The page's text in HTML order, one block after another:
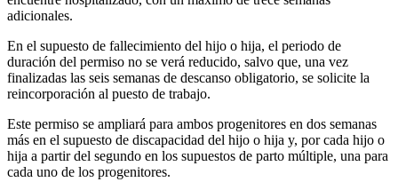
adicionales.
En el supuesto de fallecimiento del hijo o hija, el periodo de
duración del permiso no se verá reducido, salvo que, una vez
finalizadas las seis semanas de descanso obligatorio, se solicite la
reincorporación al puesto de trabajo.
Este permiso se ampliará para ambos progenitores en dos semanas
más en el supuesto de discapacidad del hijo o hija y, por cada hijo o
hija a partir del segundo en los supuestos de parto múltiple, una para
cada uno de los progenitores.